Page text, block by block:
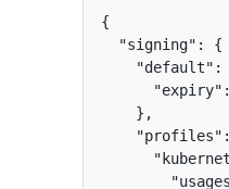
{
  "signing": {
"default":
    },